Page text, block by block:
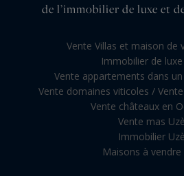
de l’immobilier de luxe et
Vente Villas et maison de
Immobilier de
Vente appartements dans
Vente domaines viticoles /
Vente châteaux en
Vente mas
Immobilier
Maisons à vendre